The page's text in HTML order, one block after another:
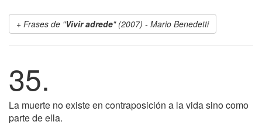
Frases de "Vivir adrede" (2007) - Mario Benedetti
35.
La muerte no existe en contraposición a la vida sino como
parte de ella.